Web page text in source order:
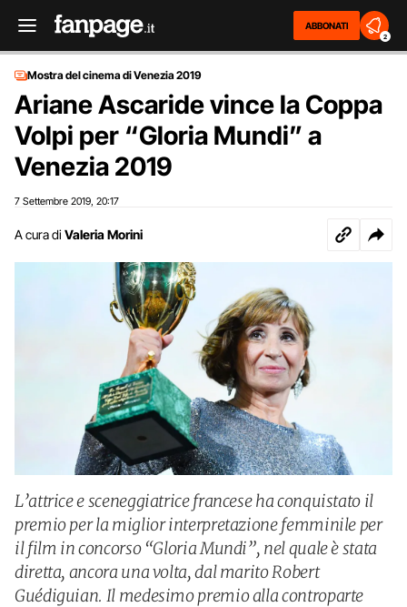
ABBONATI
2
Mostra del cinema di Venezia 2019
Ariane Ascaride vince la Coppa
Volpi per “Gloria Mundi” a
Venezia 2019
7 Settembre 2019 20:17
A cura di Valeria Morini
L’attrice e sceneggiatrice francese ha conquistato il
premio per la miglior interpretazione femminile per
il film in concorso “Gloria Mundi”, nel quale è stata
diretta, ancora una volta, dal marito Robert
Guédiguian. Il medesimo premio alla controparte